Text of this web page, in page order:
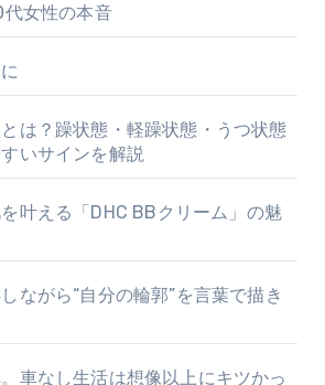
代女性の本音
は？躁状態・軽躁状態・うつ状態
いサインを解説
叶える「DHC BBクリーム」の魅
ながら“自分の輪郭”を言葉で描き
車なし生活は想像以上にキツかっ